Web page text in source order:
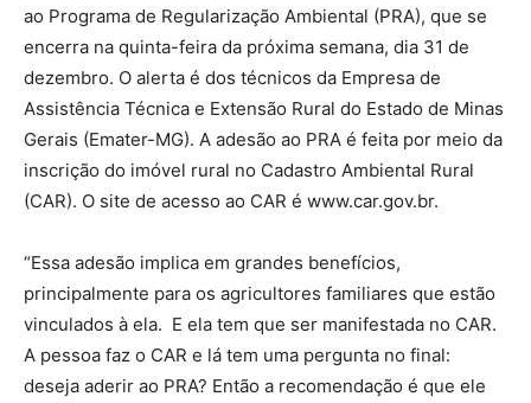
ao Programa de Regularização Ambiental (PRA), que se
encerra na quinta-feira da próxima semana, dia 31 de
dezembro. O alerta é dos técnicos da Empresa de
Assistência Técnica e Extensão Rural do Estado de Minas
Gerais (Emater-MG). A adesão ao PRA é feita por meio da
inscrição do imóvel rural no Cadastro Ambiental Rural
(CAR). O site de acesso ao CAR é www.car.gov.br.
“Essa adesão implica em grandes benefícios,
principalmente para os agricultores familiares que estão
vinculados à ela. E ela tem que ser manifestada no CAR.
A pessoa faz o CAR e lá tem uma pergunta no final:
deseja aderir ao PRA? Então a recomendação é que ele